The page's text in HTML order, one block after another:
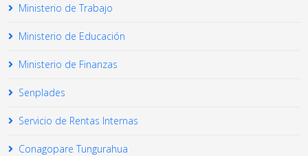
Ministerio de Trabajo
Ministerio de Educación
Ministerio de Finanzas
Senplades
Servicio de Rentas Internas
Conagopare Tungurahua